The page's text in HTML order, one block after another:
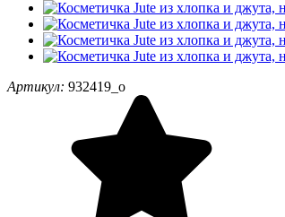
Артикул: 932419_o